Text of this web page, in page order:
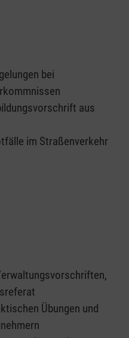
bei
aus
im Straßenverkehr
Übungen und